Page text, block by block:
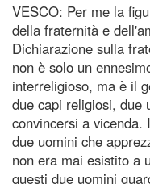
VESCO: Per me la
della fraternità e
Dichiarazione sulla
non è solo un
interreligioso, ma è il
due capi religiosi, due
convincersi a
due uomini che
non era mai esistito a
questi due uomini